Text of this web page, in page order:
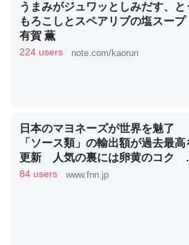
くらい。小説でいう「ずっと前の伏
ど、短期記憶というには多い分量。
かりやすく強くなりそう
─GPTの仕組みと限界についての考察（１
昆虫ってカルシウム少ないのか。知
コオロギのカルシウム分はエビの600
─ニュース :: 【研究発表】昆虫学の大問題
うまみがジュワッとしみだす、と
もろこしとスペアリブの塩スープ
有賀 薫
224 users note.com/kaorun
日本のマヨネーズが世界を魅了
「ソース類」の輸出額が過去最高
更新 人気の裏には卵黄のコク
メリカでは“日本風”が誕生｜FNN
84 users www.fnn.jp